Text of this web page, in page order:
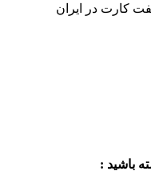
کارت در ایران
باشید :